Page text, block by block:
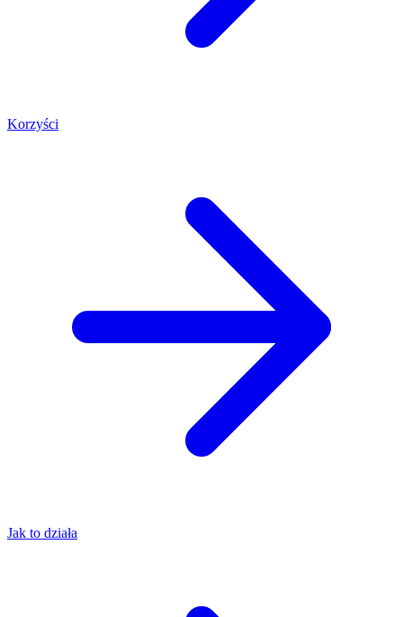
Korzyści
Jak to działa